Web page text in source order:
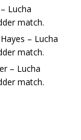
Lucha
match.
– Lucha
match.
– Lucha
match.